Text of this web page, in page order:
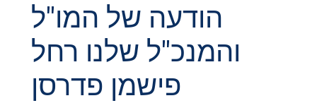
הודעה של המו"ל
והמנכ"ל שלנו רחל
פישמן פדרסן